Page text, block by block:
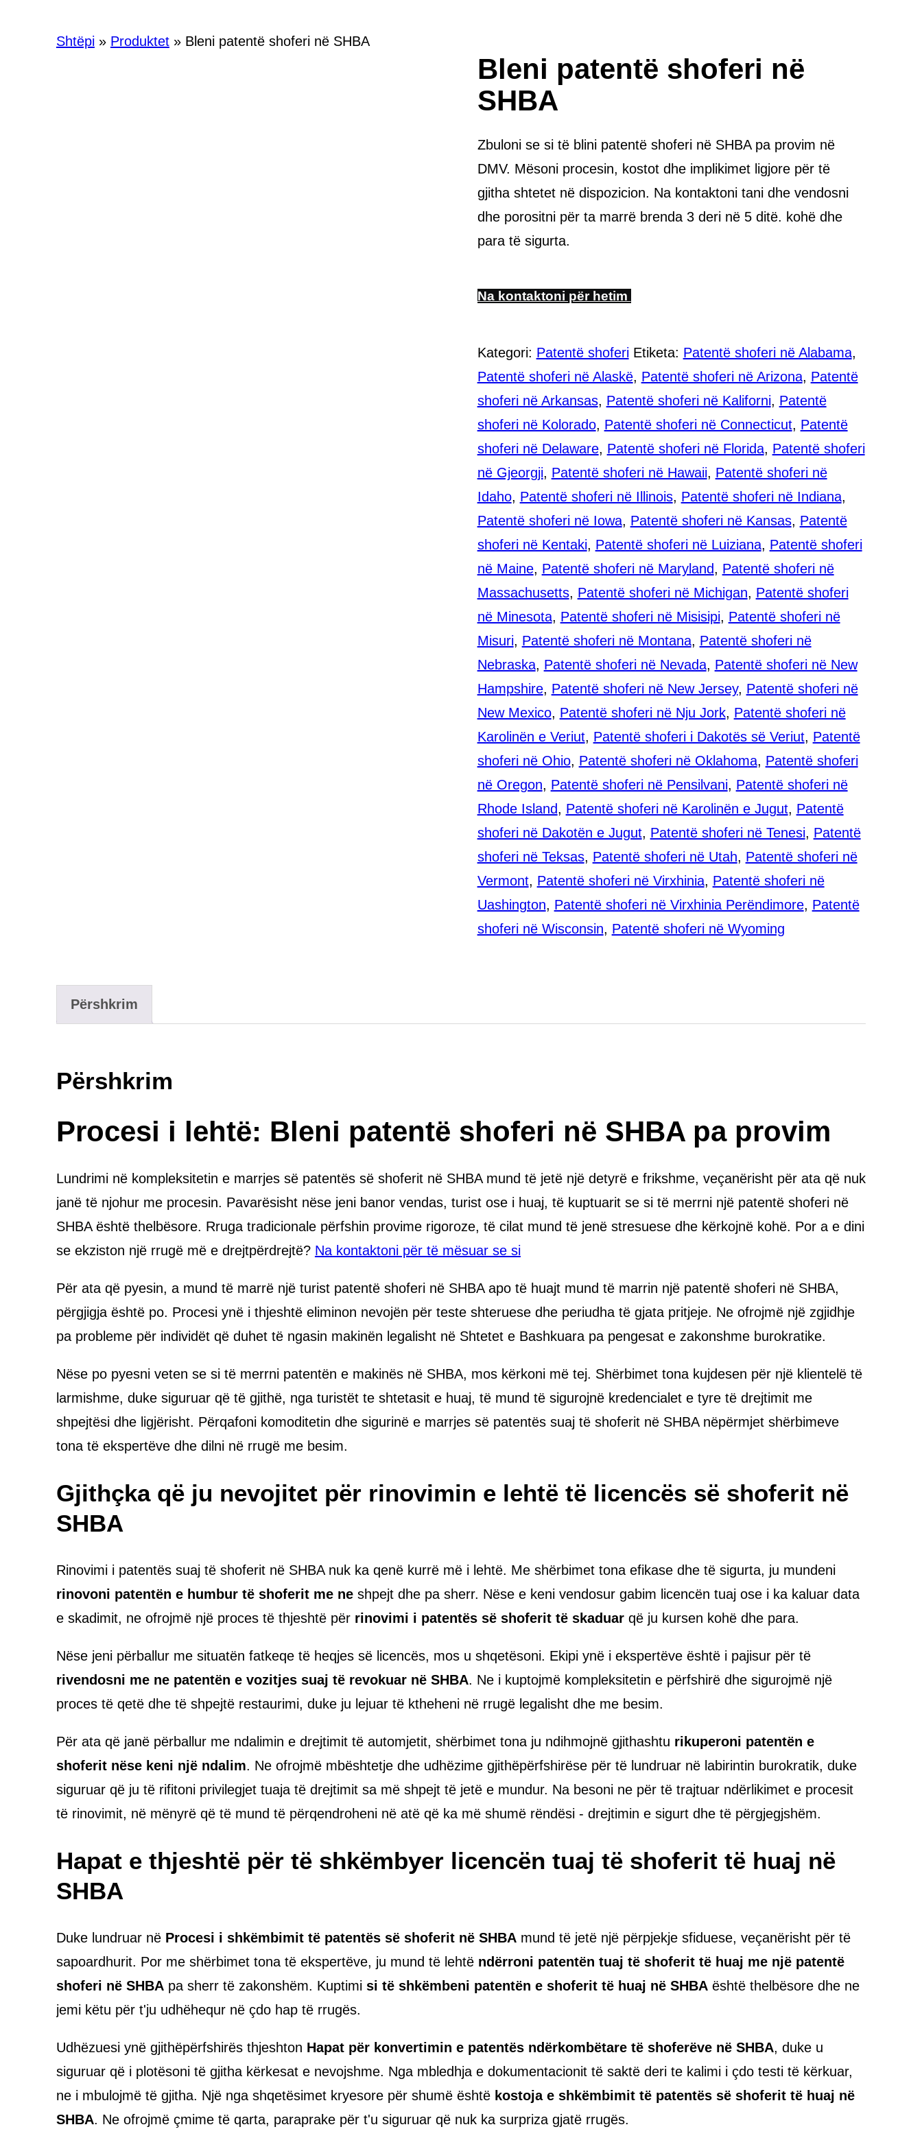
Shtëpi» Produktet» Bleni patentë shoferi në SHBA
Bleni patentë shoferi në
SHBA
Zbuloni se si të blini patentë shoferi në SHBA pa provim në
DMV. Mësoni procesin, kostot dhe implikimet ligjore për të
gjitha shtetet në dispozicion. Na kontaktoni tani dhe vendosni
dhe porositni për ta marrë brenda 3 deri në 5 ditë. kohë dhe
para të sigurta.
Na kontaktoni për hetim
Kategori: Patentë shoferi Etiketa: Patentë shoferi në Alabama,
Patentë shoferi në Alaskë, Patentë shoferi në Arizona, Patentë
shoferi në Arkansas, Patentë shoferi në Kaliforni, Patentë
shoferi në Kolorado, Patentë shoferi në Connecticut, Patentë
shoferi në Delaware, Patentë shoferi në Florida, Patentë shoferi
në Gjeorgji, Patentë shoferi në Hawaii, Patentë shoferi në
Idaho, Patentë shoferi në Illinois, Patentë shoferi në Indiana,
Patentë shoferi në Iowa, Patentë shoferi në Kansas, Patentë
shoferi në Kentaki, Patentë shoferi në Luiziana, Patentë shoferi
në Maine, Patentë shoferi në Maryland, Patentë shoferi në
Massachusetts, Patentë shoferi në Michigan, Patentë shoferi
në Minesota, Patentë shoferi në Misisipi, Patentë shoferi në
Misuri, Patentë shoferi në Montana, Patentë shoferi në
Nebraska, Patentë shoferi në Nevada, Patentë shoferi në New
Hampshire, Patentë shoferi në New Jersey, Patentë shoferi në
New Mexico, Patentë shoferi në Nju Jork, Patentë shoferi në
Karolinën e Veriut, Patentë shoferi i Dakotës së Veriut, Patentë
shoferi në Ohio, Patentë shoferi në Oklahoma, Patentë shoferi
në Oregon, Patentë shoferi në Pensilvani, Patentë shoferi në
Rhode Island, Patentë shoferi në Karolinën e Jugut, Patentë
shoferi në Dakotën e Jugut, Patentë shoferi në Tenesi, Patentë
shoferi në Teksas, Patentë shoferi në Utah, Patentë shoferi në
Vermont, Patentë shoferi në Virxhinia, Patentë shoferi në
Uashington, Patentë shoferi në Virxhinia Perëndimore, Patentë
shoferi në Wisconsin, Patentë shoferi në Wyoming
Përshkrim
Përshkrim
Procesi i lehtë: Bleni patentë shoferi në SHBA pa provim
Lundrimi në kompleksitetin e marrjes së patentës së shoferit në SHBA mund të jetë një detyrë e frikshme, veçanërisht për ata që nuk
janë të njohur me procesin. Pavarësisht nëse jeni banor vendas, turist ose i huaj, të kuptuarit se si të merrni një patentë shoferi në
SHBA është thelbësore. Rruga tradicionale përfshin provime rigoroze, të cilat mund të jenë stresuese dhe kërkojnë kohë. Por a e dini
se ekziston një rrugë më e drejtpërdrejtë? Na kontaktoni për të mësuar se si
Për ata që pyesin, a mund të marrë një turist patentë shoferi në SHBA apo të huajt mund të marrin një patentë shoferi në SHBA,
përgjigja është po. Procesi ynë i thjeshtë eliminon nevojën për teste shteruese dhe periudha të gjata pritjeje. Ne ofrojmë një zgjidhje
pa probleme për individët që duhet të ngasin makinën legalisht në Shtetet e Bashkuara pa pengesat e zakonshme burokratike.
Nëse po pyesni veten se si të merrni patentën e makinës në SHBA, mos kërkoni më tej. Shërbimet tona kujdesen për një klientelë të
larmishme, duke siguruar që të gjithë, nga turistët te shtetasit e huaj, të mund të sigurojnë kredencialet e tyre të drejtimit me
shpejtësi dhe ligjërisht. Përqafoni komoditetin dhe sigurinë e marrjes së patentës suaj të shoferit në SHBA nëpërmjet shërbimeve
tona të ekspertëve dhe dilni në rrugë me besim.
Gjithçka që ju nevojitet për rinovimin e lehtë të licencës së shoferit në
SHBA
Rinovimi i patentës suaj të shoferit në SHBA nuk ka qenë kurrë më i lehtë. Me shërbimet tona efikase dhe të sigurta, ju mundeni
rinovoni patentën e humbur të shoferit me neshpejt dhe pa sherr. Nëse e keni vendosur gabim licencën tuaj ose i ka kaluar data
e skadimit, ne ofrojmë një proces të thjeshtë për rinovimi i patentës së shoferit të skaduarqë ju kursen kohë dhe para.
Nëse jeni përballur me situatën fatkeqe të heqjes së licencës, mos u shqetësoni. Ekipi ynë i ekspertëve është i pajisur për të
rivendosni me ne patentën e vozitjes suaj të revokuar në SHBA. Ne i kuptojmë kompleksitetin e përfshirë dhe sigurojmë një
proces të qetë dhe të shpejtë restaurimi, duke ju lejuar të ktheheni në rrugë legalisht dhe me besim.
Për ata që janë përballur me ndalimin e drejtimit të automjetit, shërbimet tona ju ndihmojnë gjithashtu rikuperoni patentën e
shoferit nëse keni një ndalim. Ne ofrojmë mbështetje dhe udhëzime gjithëpërfshirëse për të lundruar në labirintin burokratik, duke
siguruar që ju të rifitoni privilegjet tuaja të drejtimit sa më shpejt të jetë e mundur. Na besoni ne për të trajtuar ndërlikimet e procesit
të rinovimit, në mënyrë që të mund të përqendroheni në atë që ka më shumë rëndësi - drejtimin e sigurt dhe të përgjegjshëm.
Hapat e thjeshtë për të shkëmbyer licencën tuaj të shoferit të huaj në
SHBA
Duke lundruar në Procesi i shkëmbimit të patentës së shoferit në SHBAmund të jetë një përpjekje sfiduese, veçanërisht për të
sapoardhurit. Por me shërbimet tona të ekspertëve, ju mund të lehtë ndërroni patentën tuaj të shoferit të huaj me një patentë
shoferi në SHBApa sherr të zakonshëm. Kuptimi si të shkëmbeni patentën e shoferit të huaj në SHBAështë thelbësore dhe ne
jemi këtu për t'ju udhëhequr në çdo hap të rrugës.
Udhëzuesi ynë gjithëpërfshirës thjeshton Hapat për konvertimin e patentës ndërkombëtare të shoferëve në SHBA, duke u
siguruar që i plotësoni të gjitha kërkesat e nevojshme. Nga mbledhja e dokumentacionit të saktë deri te kalimi i çdo testi të kërkuar,
ne i mbulojmë të gjitha. Një nga shqetësimet kryesore për shumë është kostoja e shkëmbimit të patentës së shoferit të huaj në
SHBA. Ne ofrojmë çmime të qarta, paraprake për t'u siguruar që nuk ka surpriza gjatë rrugës.